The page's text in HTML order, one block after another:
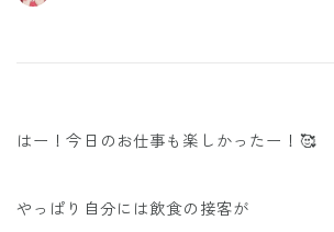
はー！今日のお仕事も楽しかったー！🥰
やっぱり自分には飲食の接客が